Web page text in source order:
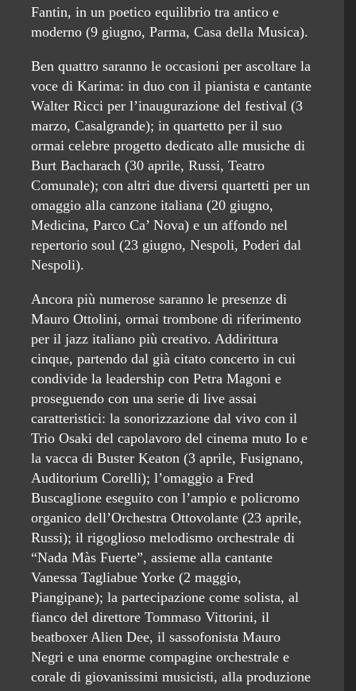
Fantin, in un poetico equilibrio tra antico e
moderno (9 giugno, Parma, Casa della Musica).
Ben quattro saranno le occasioni per ascoltare la
voce di Karima: in duo con il pianista e cantante
Walter Ricci per l’inaugurazione del festival (3
marzo, Casalgrande); in quartetto per il suo
ormai celebre progetto dedicato alle musiche di
Burt Bacharach (30 aprile, Russi, Teatro
Comunale); con altri due diversi quartetti per un
omaggio alla canzone italiana (20 giugno,
Medicina, Parco Ca’ Nova) e un affondo nel
repertorio soul (23 giugno, Nespoli, Poderi dal
Nespoli).
Ancora più numerose saranno le presenze di
Mauro Ottolini, ormai trombone di riferimento
per il jazz italiano più creativo. Addirittura
cinque, partendo dal già citato concerto in cui
condivide la leadership con Petra Magoni e
proseguendo con una serie di live assai
caratteristici: la sonorizzazione dal vivo con il
Trio Osaki del capolavoro del cinema muto Io e
la vacca di Buster Keaton (3 aprile, Fusignano,
Auditorium Corelli); l’omaggio a Fred
Buscaglione eseguito con l’ampio e policromo
organico dell’Orchestra Ottovolante (23 aprile,
Russi); il rigoglioso melodismo orchestrale di
“Nada Màs Fuerte”, assieme alla cantante
Vanessa Tagliabue Yorke (2 maggio,
Piangipane); la partecipazione come solista, al
fianco del direttore Tommaso Vittorini, il
beatboxer Alien Dee, il sassofonista Mauro
Negri e una enorme compagine orchestrale e
corale di giovanissimi musicisti, alla produzione